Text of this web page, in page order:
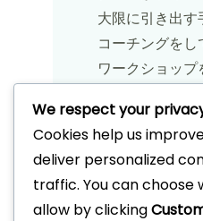
大限に引き出す
コーチングを
ワークショッ
スピレーション
でいます。
View All
We respect your
Cookies help us
deliver personalized
traffic. You can choose
allow by clicking